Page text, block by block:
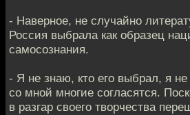
- Наверное, не случайно
Россия выбрала как образец
самосознания.
- Я не знаю, кто его выбрал, я
со мной многие согласятся.
в разгар своего творчества